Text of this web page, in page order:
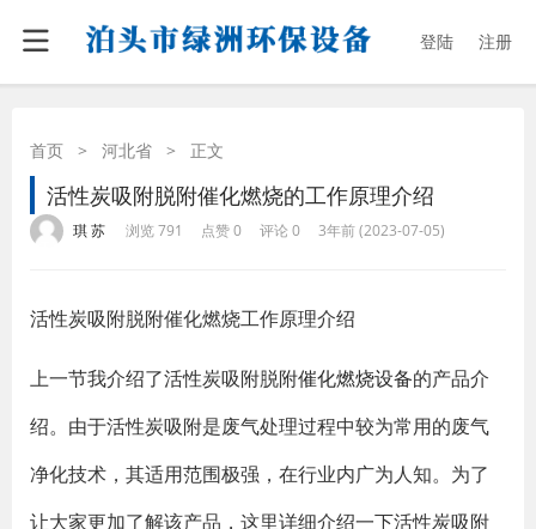
登陆 注册
首页 > 河北省 > 正文
活性炭吸附脱附催化燃烧的工作原理介绍
琪 苏 浏览 791 点赞 0 评论 0 3年前 (2023-07-05)
活性炭吸附脱附催化燃烧工作原理介绍
上一节我介绍了活性炭吸附脱附催化燃烧设备的产品介
绍。由于活性炭吸附是废气处理过程中较为常用的废气
净化技术，其适用范围极强，在行业内广为人知。为了
让大家更加了解该产品，这里详细介绍一下活性炭吸附